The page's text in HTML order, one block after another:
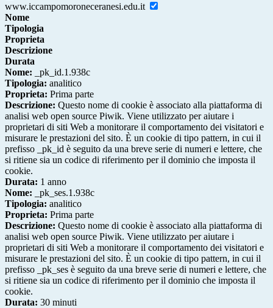
www.iccampomoroneceranesi.edu.it
Nome
Tipologia
Proprieta
Descrizione
Durata
Nome: _pk_id.1.938c
Tipologia: analitico
Proprieta: Prima parte
Descrizione: Questo nome di cookie è associato alla piattaforma di
analisi web open source Piwik. Viene utilizzato per aiutare i
proprietari di siti Web a monitorare il comportamento dei visitatori e
misurare le prestazioni del sito. È un cookie di tipo pattern, in cui il
prefisso _pk_id è seguito da una breve serie di numeri e lettere, che
si ritiene sia un codice di riferimento per il dominio che imposta il
cookie.
Durata: 1 anno
Nome: _pk_ses.1.938c
Tipologia: analitico
Proprieta: Prima parte
Descrizione: Questo nome di cookie è associato alla piattaforma di
analisi web open source Piwik. Viene utilizzato per aiutare i
proprietari di siti Web a monitorare il comportamento dei visitatori e
misurare le prestazioni del sito. È un cookie di tipo pattern, in cui il
prefisso _pk_ses è seguito da una breve serie di numeri e lettere, che
si ritiene sia un codice di riferimento per il dominio che imposta il
cookie.
Durata: 30 minuti